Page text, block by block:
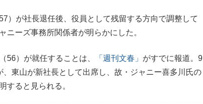
）が社長退任後、役員として残留する方向で調整して
ニーズ事務所関係者が明らかにした。
）が就任することは、 「週刊文春」 がすでに報道。9
東山が新社長として出席し、故・ジャニー喜多川氏の
すると見られる。